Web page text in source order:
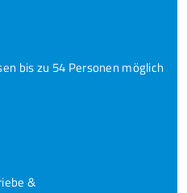
bis zu 54 Personen möglich
&